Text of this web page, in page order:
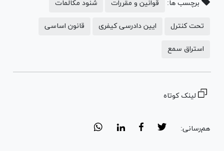
برچسب ها: قوانین و مقررات شنود مکالمات
تحت کنترل ایین دادرسی کیفری قانون اساسی
استراق سمع
لینک کوتاه
هم‌رسانی: